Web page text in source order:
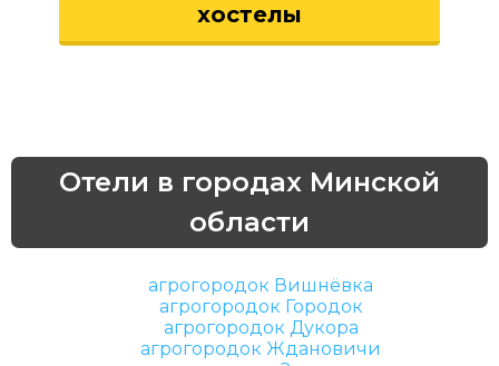
хостелы
Отели в городах Минской
области
агрогородок Вишнёвка
агрогородок Городок
агрогородок Дукора
агрогородок Ждановичи